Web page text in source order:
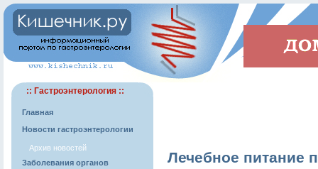
:: Гастроэнтерология ::
Главная
Новости гастроэнтерологии
Архив новостей
Заболевания органов
Лечебное питание